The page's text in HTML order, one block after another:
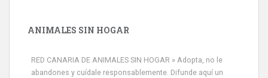
ANIMALES SIN HOGAR
RED CANARIA DE ANIMALES SIN HOGAR » Adopta, no le
abandones y cuídale responsablemente. Difunde aquí un